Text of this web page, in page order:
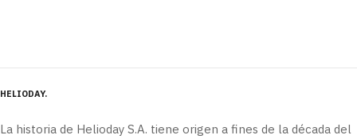
HELIODAY
La historia de Helioday S.A. tiene origen a fines de la década del